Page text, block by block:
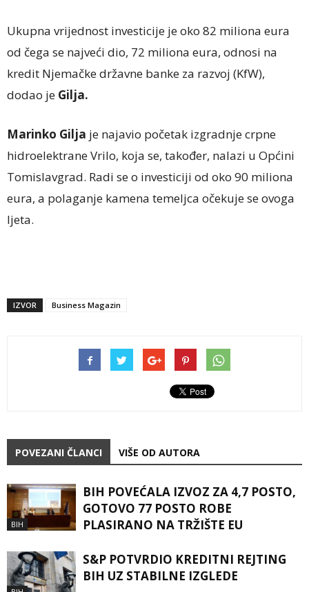
Ukupna vrijednost investicije je oko 82 miliona eura
od čega se najveći dio, 72 miliona eura, odnosi na
kredit Njemačke državne banke za razvoj (KfW),
dodao je Gilja.
Marinko Gilja je najavio početak izgradnje crpne
hidroelektrane Vrilo, koja se, također, nalazi u Općini
Tomislavgrad. Radi se o investiciji od oko 90 miliona
eura, a polaganje kamena temeljca očekuje se ovoga
ljeta.
IZVOR Business Magazin
POVEZANI ČLANCI VIŠE OD AUTORA
BIH
BIH POVEĆALA IZVOZ ZA 4,7 POSTO,
GOTOVO 77 POSTO ROBE
PLASIRANO NA TRŽIŠTE EU
S&P POTVRDIO KREDITNI REJTING
BIH UZ STABILNE IZGLEDE